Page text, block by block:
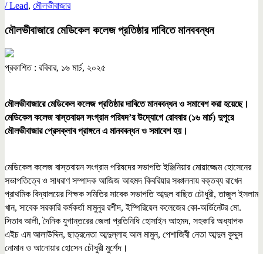
/Lead, মৌলভীবাজার
মৌলভীবাজারে মেডিকেল কলেজ প্রতিষ্ঠার দাবিতে মানববন্ধন
প্রকাশিত : রবিবার, ১৬ মার্চ, ২০২৫
মৌলভীবাজারে মেডিকেল কলেজ প্রতিষ্ঠার দাবিতে মানববন্ধন ও সমাবেশ করা হয়েছে।
মেডিকেল কলেজ বাস্তবায়ন সংগ্রাম পরিষদ’র উদ্যোগে রোববার (১৬ মার্চ) দুপুরে
মৌলভীবাজার প্রেসক্লাব প্রাঙ্গনে এ মানববন্ধন ও সমাবেশ হয়।
মেডিকেল কলেজ বাস্তবায়ন সংগ্রাম পরিষদের সভাপতি ইঞ্জিনিয়ার মোয়াজ্জেম হোসেনের
সভাপতিত্বে ও সাধরাণ সম্পাদক আজিজ আহমদ কিবরিয়ার সঞ্চালনায় বক্তব্য রাখেন
প্রাথমিক বিদ্যালয়ের শিক্ষক সমিতির সাবেক সভাপতি আব্দুল বাছিত চৌধুরী, তাজুল ইসলাম
খান, সাবেক সরকারি কর্মকর্তা মামুনুর রশীদ, ইম্পিরিয়েল কলেজের কো-অর্ডিনেটর মো.
সিতাব আলী, দৈনিক যুগান্তরের জেলা প্রতিনিধি হোসাইন আহমদ, সহকারি অধ্যাপক
এইচ এম আলাউদ্দিন, ছাত্রনেতা আব্দুল্লাহ আল মামুন, পেশাজিবী নেতা আব্দুল কুদ্দুস
নোমান ও আনোয়ার হোসেন চৌধুরী মুর্শেদ।